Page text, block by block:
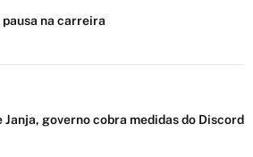
na carreira
Janja, governo cobra medidas do Discord